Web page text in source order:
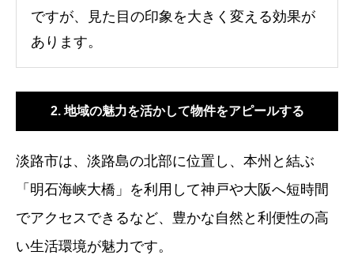
ですが、見た目の印象を大きく変える効果が
あります。
2. 地域の魅力を活かして物件をアピールする
淡路市は、淡路島の北部に位置し、本州と結ぶ
「明石海峡大橋」を利用して神戸や大阪へ短時間
でアクセスできるなど、豊かな自然と利便性の高
い生活環境が魅力です。